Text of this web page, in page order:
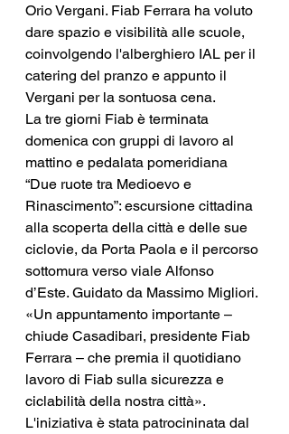
Orio Vergani. Fiab Ferrara ha voluto
dare spazio e visibilità alle scuole,
coinvolgendo l'alberghiero IAL per il
catering del pranzo e appunto il
Vergani per la sontuosa cena.
La tre giorni Fiab è terminata
domenica con gruppi di lavoro al
mattino e pedalata pomeridiana
“Due ruote tra Medioevo e
Rinascimento”: escursione cittadina
alla scoperta della città e delle sue
ciclovie, da Porta Paola e il percorso
sottomura verso viale Alfonso
d’Este. Guidato da Massimo Migliori.
«Un appuntamento importante –
chiude Casadibari, presidente Fiab
Ferrara – che premia il quotidiano
lavoro di Fiab sulla sicurezza e
ciclabilità della nostra città».
L'iniziativa è stata patrocininata dal